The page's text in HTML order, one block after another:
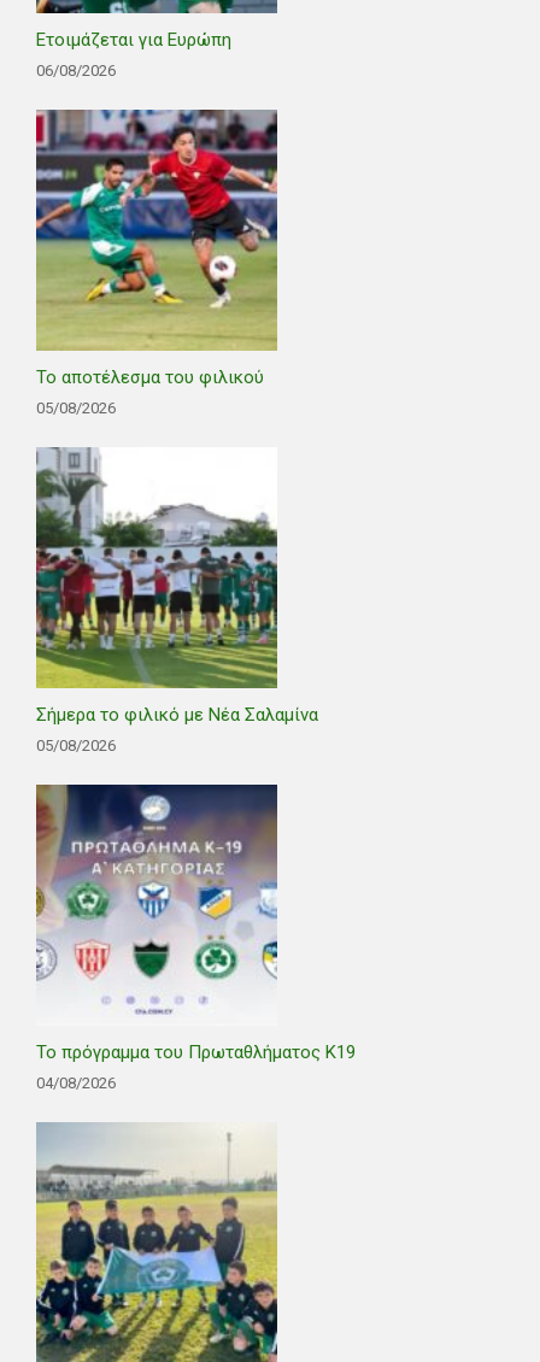
Ετοιμάζεται για Ευρώπη
06/08/2026
Το αποτέλεσμα του φιλικού
05/08/2026
Σήμερα το φιλικό με Νέα Σαλαμίνα
05/08/2026
Το πρόγραμμα του Πρωταθλήματος Κ19
04/08/2026